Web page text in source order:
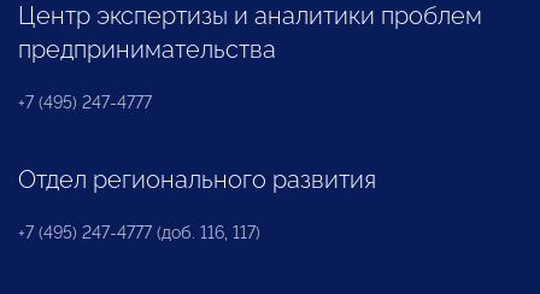
Центр экспертизы и аналитики проблем
предпринимательства
+7 (495) 247-4777
Отдел регионального развития
+7 (495) 247-4777 (доб. 116, 117)